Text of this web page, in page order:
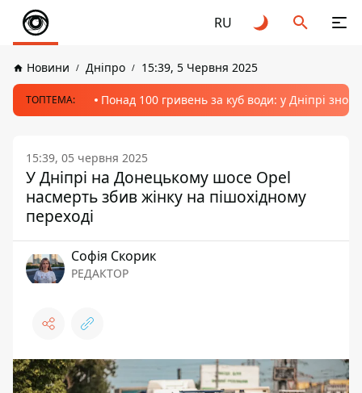
RU
Новини Дніпро 15:39, 5 Червня 2025
ТОПТЕМА: Понад 100 гривень за куб води: у Дніпрі
15:39, 05 червня 2025
У Дніпрі на Донецькому шосе Opel
насмерть збив жінку на пішохідному
переході
Софія Скорик
РЕДАКТОР